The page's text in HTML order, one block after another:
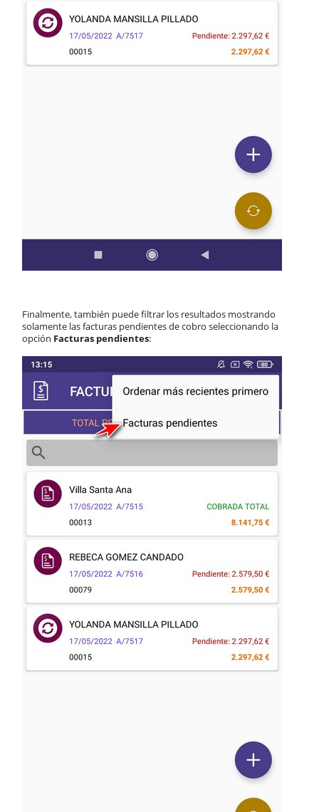
Finalmente, también puede filtrar los resultados mostrando
solamente las facturas pendientes de cobro seleccionando la
opción Facturas pendientes: